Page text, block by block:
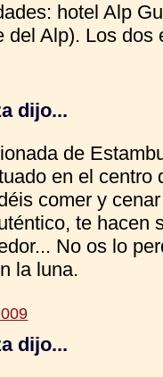
hotel Alp
del Alp). Los
dijo...
de
en el
comer y
te hacen
No os lo
la luna.
dijo...